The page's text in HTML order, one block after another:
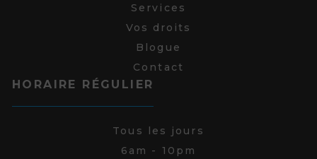
Services
Vos droits
Blogue
Contact
HORAIRE RÉGULIER
Tous les jours
6am - 10pm